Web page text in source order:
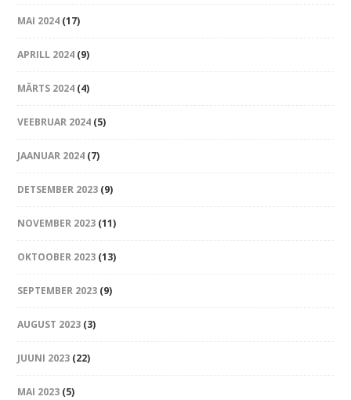
MAI 2024 (17)
APRILL 2024 (9)
MÄRTS 2024 (4)
VEEBRUAR 2024 (5)
JAANUAR 2024 (7)
DETSEMBER 2023 (9)
NOVEMBER 2023 (11)
OKTOOBER 2023 (13)
SEPTEMBER 2023 (9)
AUGUST 2023 (3)
JUUNI 2023 (22)
MAI 2023 (5)